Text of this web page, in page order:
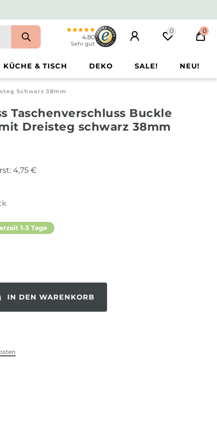
4.80
Sehr gut
0 0
KÜCHE & TISCH DEKO SALE! NEU!
Schwarz 38mm
Taschenverschluss Buckle
Dreisteg schwarz 38mm
4,75 €
1-3 Tage
IN DEN WARENKORB